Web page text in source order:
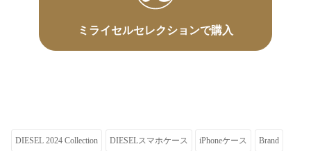
ミライセルセレクションで購入
DIESEL 2024 Collection DIESELスマホケース iPhoneケース Brand